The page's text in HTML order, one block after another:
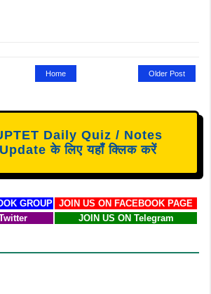
Older Post
Home
Daily Quiz / Notes
Update के लिए यहाँ क्लिक करें
GROUP
JOIN US ON FACEBOOK PAGE
JOIN US ON Telegram